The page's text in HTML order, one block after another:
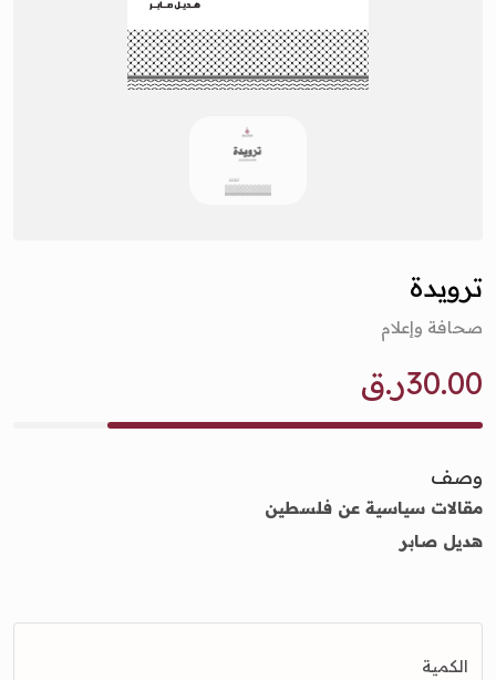
ترويدة
صحافة وإعلام
30.00ر.ق
وصف
مقالات سياسية عن فلسطين
هديل صابر
الكمية